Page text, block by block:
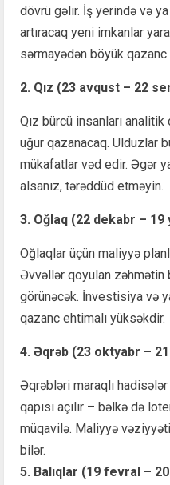
dövrü gəlir. İş yerində və
artıracaq yeni imkanlar
sərmayədən böyük qazanc
2. Qız (23 avqust – 22
Qız bürcü insanları
uğur qazanacaq. Ulduzlar
mükafatlar vəd edir. Əgər
alsanız, tərəddüd etməyin.
3. Oğlaq (22 dekabr – 19
Oğlaqlar üçün maliyyə
Əvvəllər qoyulan zəhmətin
görünəcək. İnvestisiya və
qazanc ehtimalı yüksəkdir.
4. Əqrəb (23 oktyabr –
Əqrəbləri maraqlı
qapısı açılır – bəlkə də
müqavilə. Maliyyə
bilər.
5. Balıqlar (19 fevral –